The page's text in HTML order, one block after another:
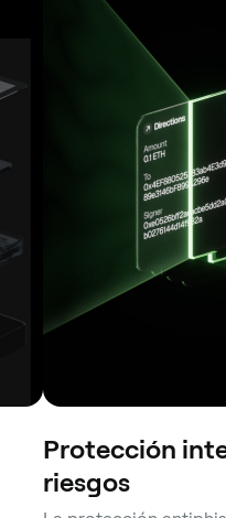
Protección
riesgos